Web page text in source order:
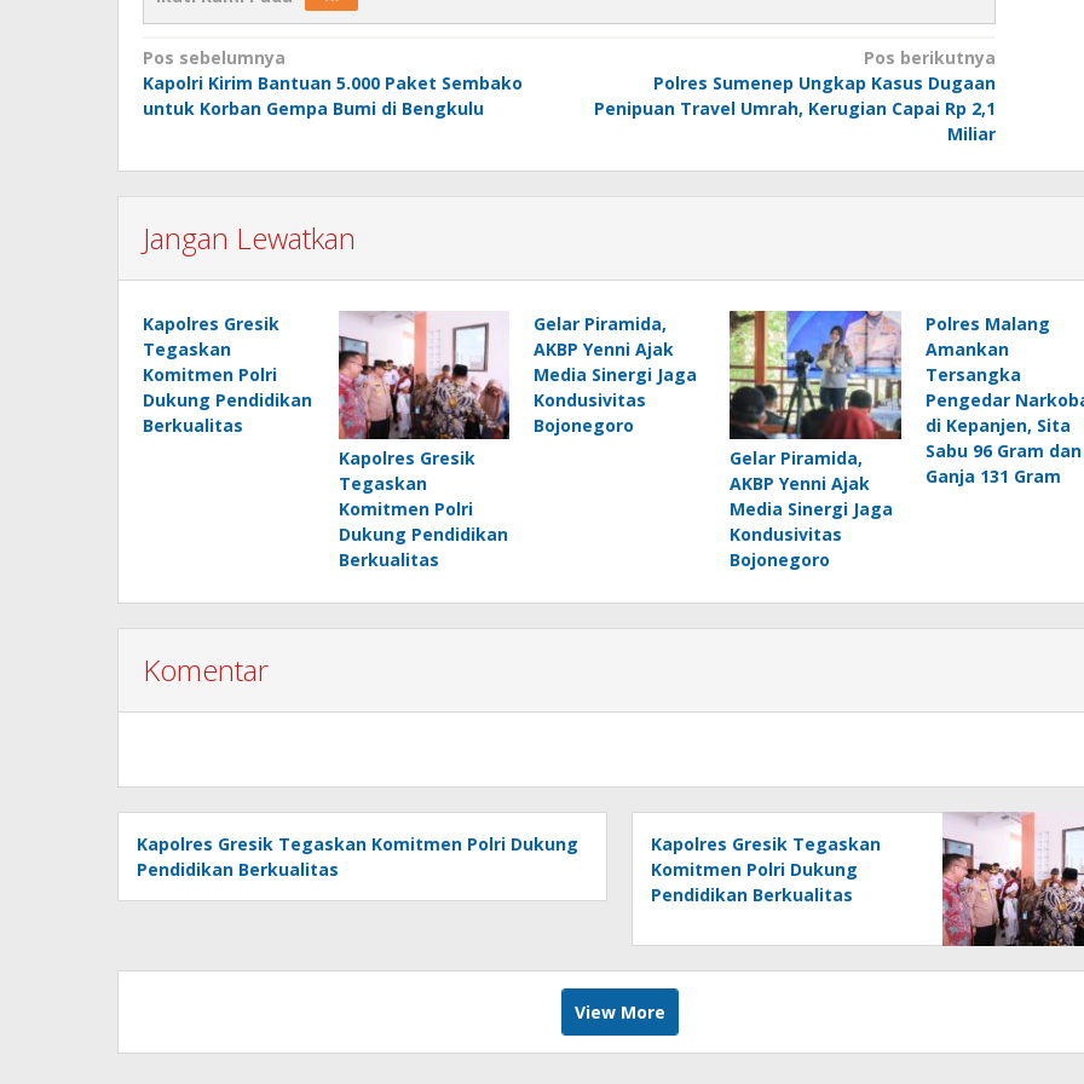
Navigasi
pos
Pos sebelumnya
Kapolri Kirim Bantuan 5.000 Paket Sembako
untuk Korban Gempa Bumi di Bengkulu
Pos berikutnya
Polres Sumenep Ungkap Kasus Dugaan
Penipuan Travel Umrah, Kerugian Capai Rp 2,1
Miliar
Jangan Lewatkan
Kapolres Gresik
Tegaskan
Komitmen Polri
Dukung Pendidikan
Berkualitas
Kapolres Gresik
Tegaskan
Komitmen Polri
Dukung Pendidikan
Berkualitas
Gelar Piramida,
AKBP Yenni Ajak
Media Sinergi Jaga
Kondusivitas
Bojonegoro
Gelar Piramida,
AKBP Yenni Ajak
Media Sinergi Jaga
Kondusivitas
Bojonegoro
Polres Malang
Amankan
Tersangka
Pengedar
di Kepanjen, Sita
Sabu 96 Gram dan
Ganja 131 Gram
Komentar
Kapolres Gresik Tegaskan Komitmen Polri Dukung
Pendidikan Berkualitas
Kapolres Gresik Tegaskan
Komitmen Polri Dukung
Pendidikan Berkualitas
View More